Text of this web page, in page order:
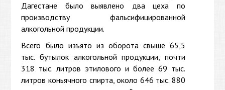
Дагестане было выявлено два цеха по
производству фальсифицированной
алкогольной продукции.
Всего было изъято из оборота свыше 65,5
тыс. бутылок алкогольной продукции, почти
318 тыс. литров этилового и более 69 тыс.
литров коньячного спирта, около 646 тыс. 880